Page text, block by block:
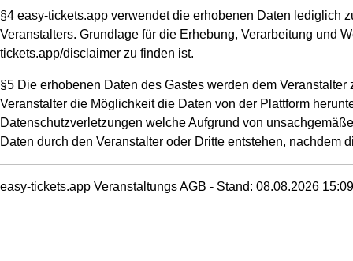
§4 easy-tickets.app verwendet die erhobenen Daten lediglich
Veranstalters. Grundlage für die Erhebung, Verarbeitung und
tickets.app/disclaimer zu finden ist.
§5 Die erhobenen Daten des Gastes werden dem
Veranstalter die Möglichkeit die Daten von der Plattform
Datenschutzverletzungen welche Aufgrund von
Daten durch den Veranstalter oder Dritte entstehen, nachdem
easy-tickets.app Veranstaltungs AGB - Stand: 08.08.2026